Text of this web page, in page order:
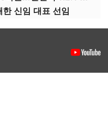
신임 대표 선임